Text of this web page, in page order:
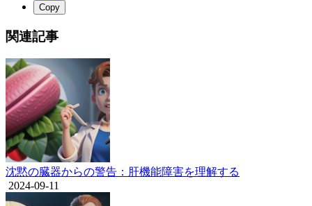
Copy
関連記事
沈黙の臓器からの警告：肝機能障害を理解する
2024-09-11